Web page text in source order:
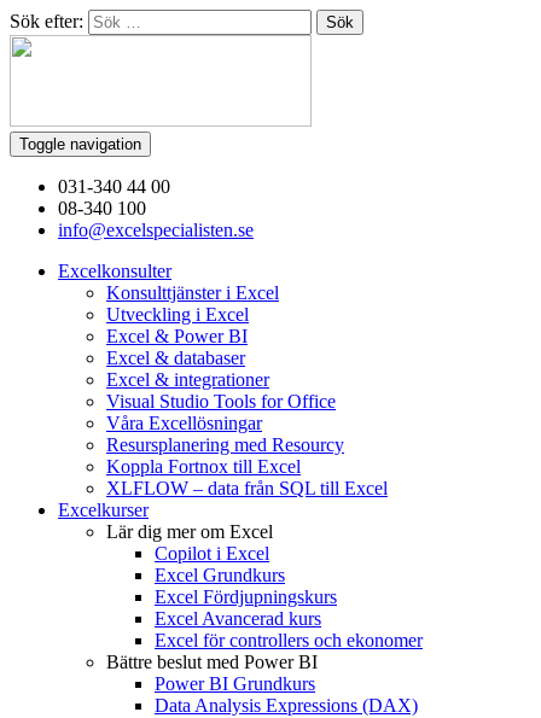
Sök efter:
Toggle navigation
031-340 44 00
08-340 100
info@excelspecialisten.se
Excelkonsulter
Konsulttjänster i Excel
Utveckling i Excel
Excel & Power BI
Excel & databaser
Excel & integrationer
Visual Studio Tools for Office
Våra Excellösningar
Resursplanering med Resourcy
Koppla Fortnox till Excel
XLFLOW – data från SQL till Excel
Excelkurser
Lär dig mer om Excel
Copilot i Excel
Excel Grundkurs
Excel Fördjupningskurs
Excel Avancerad kurs
Excel för controllers och ekonomer
Bättre beslut med Power BI
Power BI Grundkurs
Data Analysis Expressions (DAX)